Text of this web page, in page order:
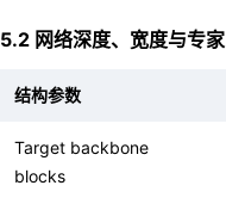
5.2 网络深度、宽度与专家
结构参数
Target backbone
blocks